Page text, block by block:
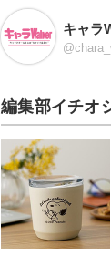
キャラ
編集部イチオ